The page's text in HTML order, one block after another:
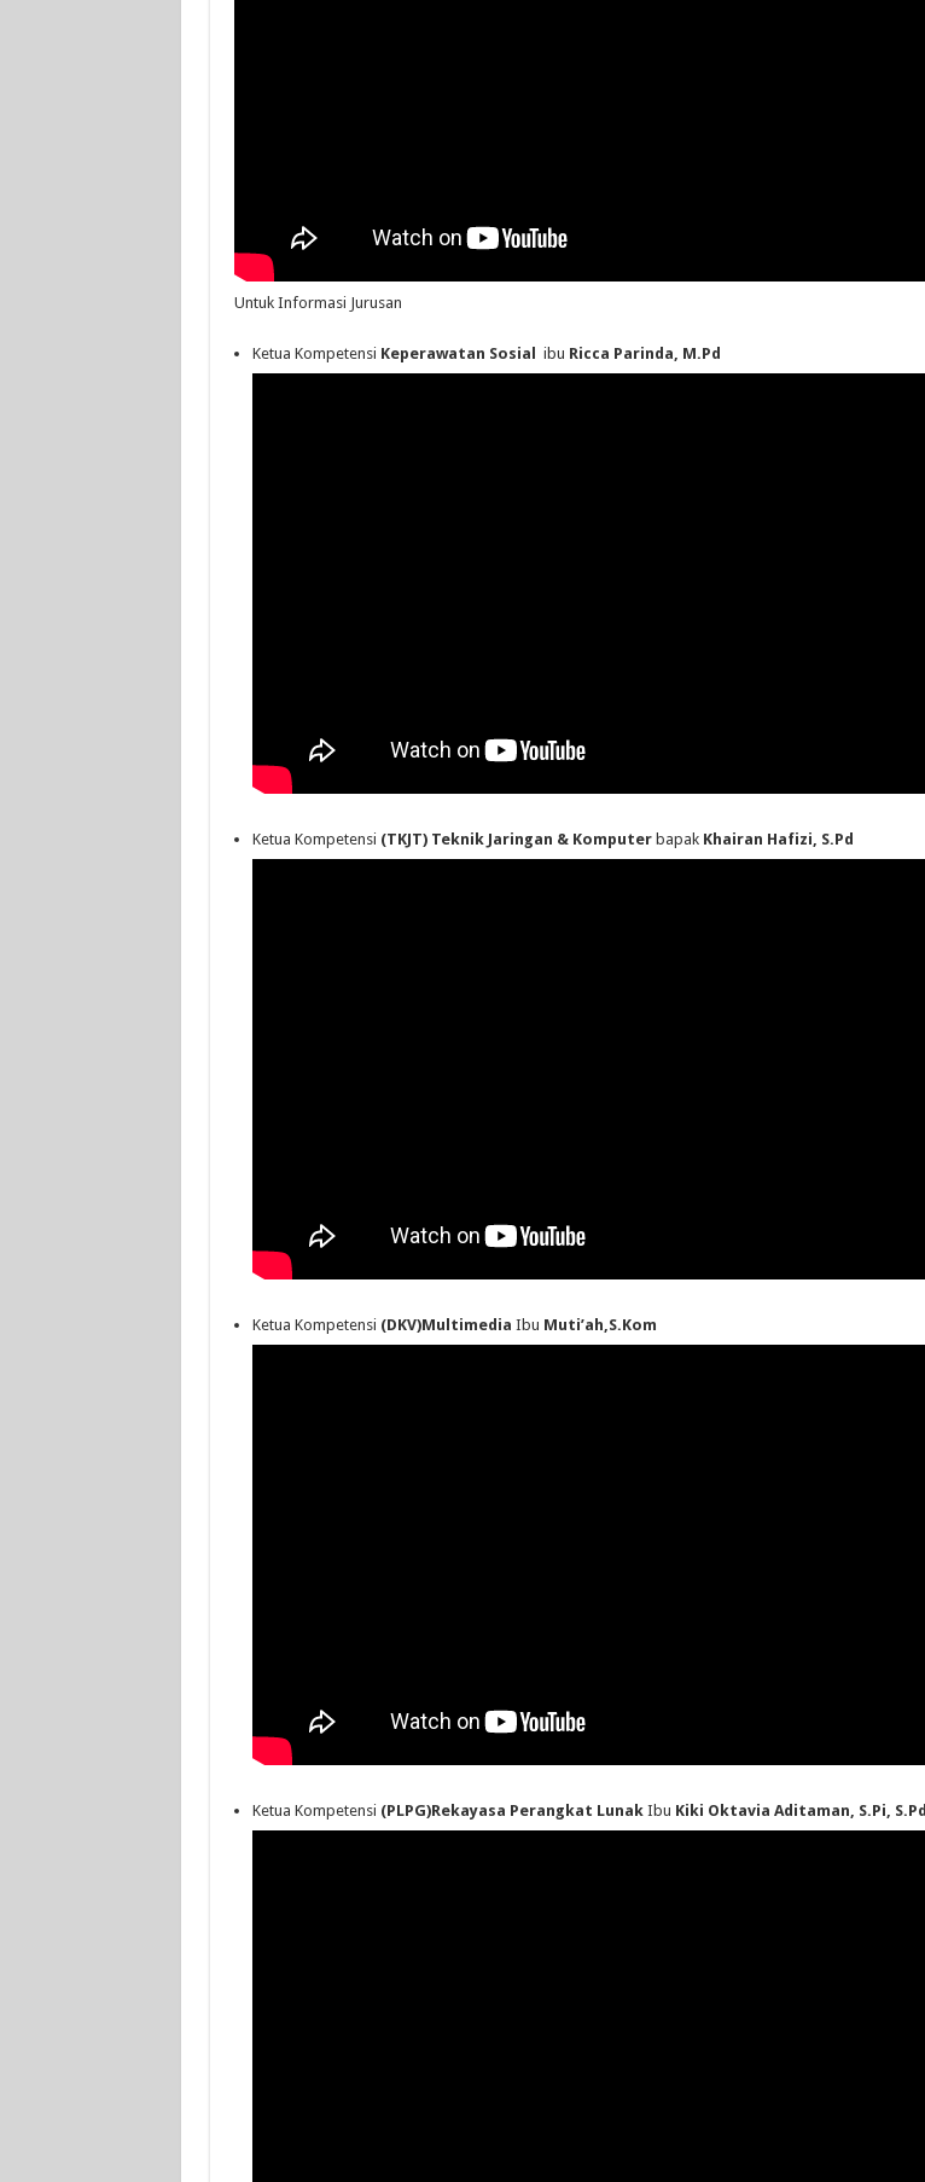
Untuk Informasi Jurusan
Ketua Kompetensi Keperawatan Sosial ibu Ricca Parinda, M.Pd
Ketua Kompetensi (TKJT) Teknik Jaringan & Komputerbapak Khairan Hafizi, S.Pd
Ketua Kompetensi (DKV)Multimedia Ibu Muti’ah,S.Kom
Ketua Kompetensi (PLPG)Rekayasa Perangkat LunakIbu Kiki Oktavia Aditaman, S.Pi, S.Pd